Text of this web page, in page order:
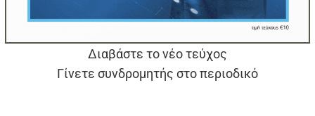
Διαβάστε το νέο τεύχος
Γίνετε συνδρομητής στο περιοδικό